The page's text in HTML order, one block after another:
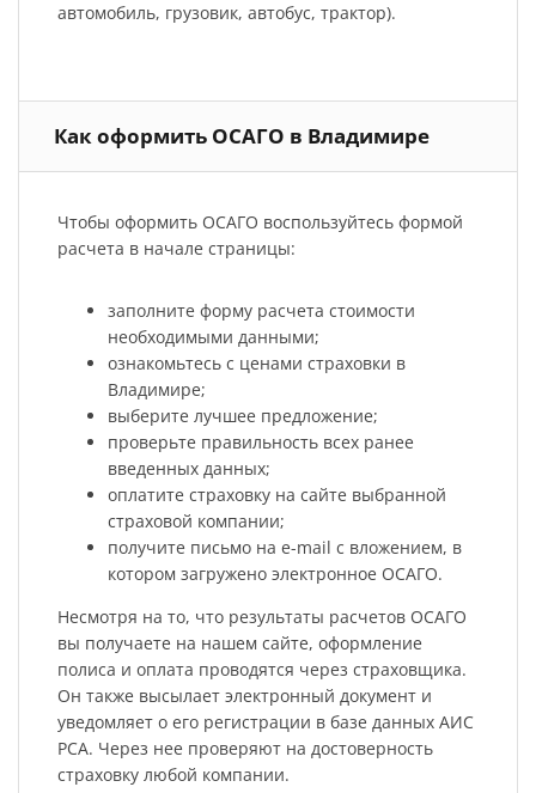
автомобиль, грузовик, автобус, трактор).
Как оформить ОСАГО в Владимире
Чтобы оформить ОСАГО воспользуйтесь формой
расчета в начале страницы:
заполните форму расчета стоимости
необходимыми данными;
ознакомьтесь с ценами страховки в
Владимире;
выберите лучшее предложение;
проверьте правильность всех ранее
введенных данных;
оплатите страховку на сайте выбранной
страховой компании;
получите письмо на e-mail с вложением, в
котором загружено электронное ОСАГО.
Несмотря на то, что результаты расчетов ОСАГО
вы получаете на нашем сайте, оформление
полиса и оплата проводятся через страховщика.
Он также высылает электронный документ и
уведомляет о его регистрации в базе данных АИС
РСА. Через нее проверяют на достоверность
страховку любой компании.